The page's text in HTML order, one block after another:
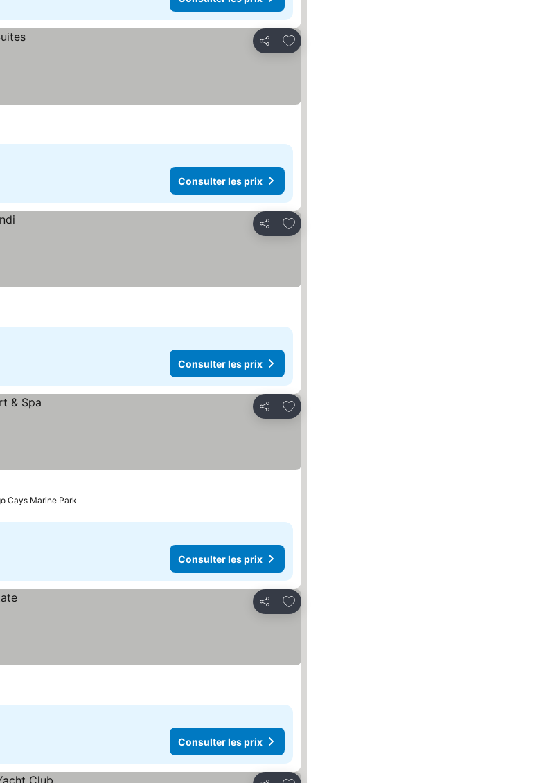
Partager
Ajouter à mes favoris
Consulter les prix
Partager
Ajouter à mes favoris
Consulter les prix
Partager
Ajouter à mes favoris
Cays Marine Park
Consulter les prix
Partager
Ajouter à mes favoris
Consulter les prix